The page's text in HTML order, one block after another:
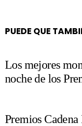
PUEDE QUE
Los mejores
noche de los
Premios